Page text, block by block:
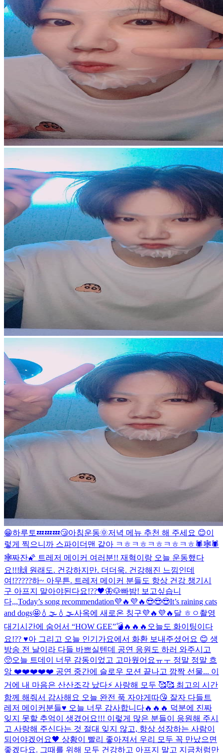
😁하루토💤💤💤😴아침운동🌞저녁 메뉴 추천 해 주세요 😊이
렇게 찍으니까 스파이더맨 같아 ㅋㅎㅋㅎㅋㅎㅋㅎㅋㅎ🕷🕸🕷
🕸짜잔🌠 트레저 메이커 여러분!! 재혁이랑 오늘 운동했다
요!!!🙌 원래도. 건강하지만. 더더욱. 건강해진 느낌인데
여!?????하~ 아무튼. 트레저 메이커 분들도 항상 건강 챙기시
구 아프지 말아야된다요!??🖤🦋🐶빠밤! 보고싶습니
다,,,Today’s song recommendation💜🔥💜🔥😎😎😎It’s raining cats
and dogs🤩💧🌫💧🌫사옥에 새로온 칭구💜🔥💜🔥 달 ㅎㅇ 촬영
대기시간에 숨어서 “HOW GEE”💣🔥🔥🔥 오늘도 화이팅이다
요!?? ♥️아 그리고 오늘 인기가요에서 화환 보내주셨어요 😊 생
방송 전 날이라 다들 바쁘실텐데 공연 응원도 하러 와주시고
🥺오늘 트데이 너무 감동이었고 고마웠어요ㅠㅜ 정말 정말 흐
앙 ❤️❤️❤️❤️❤️ 공연 중간에 슬로우 모션 끝나고 깜짝 선물... 이
거에 내 마음은 산산조각 났다⚡️ 사랑해 모두 🥰🥰 최고의 시간
함께 해줘서 감사해요 오늘 완전 푹 자야게따😘 잘자 다들 트
레저 메이커분들♥️ 오늘 너무 감사합니다🔥🔥🔥 덕분에 진짜
잊지 못할 추억이 생겼어요!!! 이렇게 많은 분들이 응원해 주시
고 사랑해 주신다는 것 절대 잊지 않고, 항상 성장하는 사람이
되어야겠어요🖤 상황이 빨리 좋아져서 우리 모두 꼭 만났으면
좋겠다요. 그때를 위해 모두 건강하고 아프지 말고 지금처럼만